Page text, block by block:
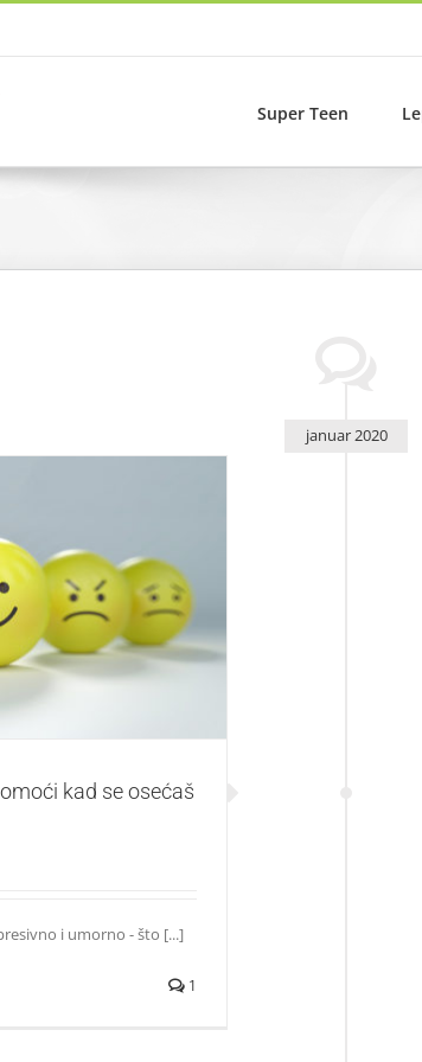
Super Teen
januar 2020
se osećaš depresivno
kad se osećaš
i umorno - što [...]
1